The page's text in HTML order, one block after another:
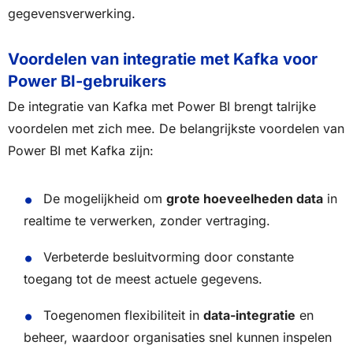
gegevensverwerking.
Voordelen van integratie met Kafka voor
Power BI-gebruikers
De integratie van Kafka met Power BI brengt talrijke
voordelen met zich mee. De belangrijkste voordelen van
Power BI met Kafka zijn:
De mogelijkheid om grote hoeveelheden datain
realtime te verwerken, zonder vertraging.
Verbeterde besluitvorming door constante
toegang tot de meest actuele gegevens.
Toegenomen flexibiliteit in data-integratie en
beheer, waardoor organisaties snel kunnen inspelen